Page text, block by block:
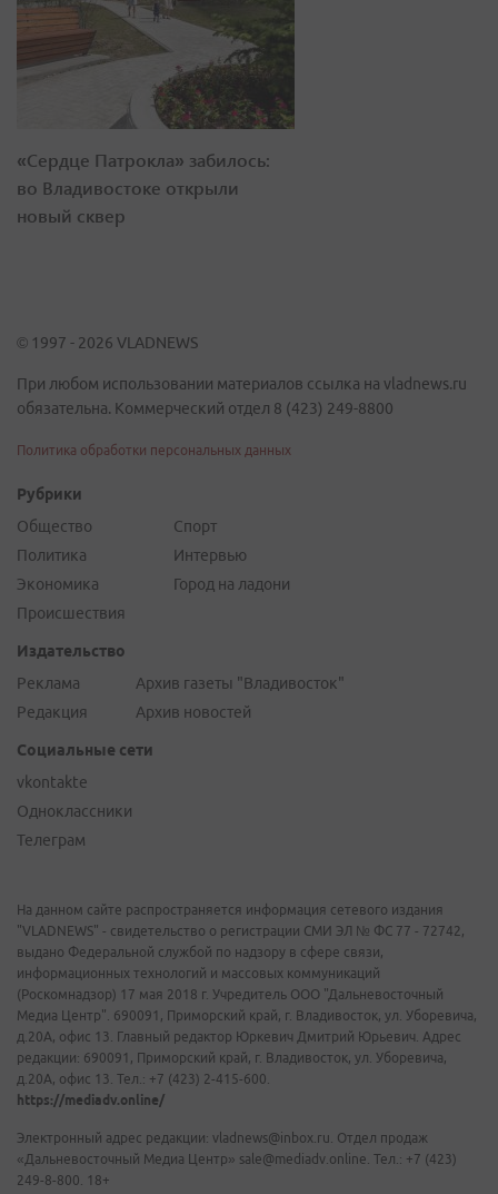
«Сердце Патрокла» забилось:
во Владивостоке открыли
новый сквер
© 1997 - 2026 VLADNEWS
При любом использовании материалов ссылка на vladnews.ru
обязательна. Коммерческий отдел 8 (423) 249-8800
Политика обработки персональных данных
Рубрики
Общество
Политика
Экономика
Происшествия
Спорт
Интервью
Город на ладони
Издательство
Реклама
Редакция
Архив газеты "Владивосток"
Архив новостей
Социальные сети
vkontakte
Одноклассники
Телеграм
На данном сайте распространяется информация сетевого издания
"VLADNEWS" - свидетельство о регистрации СМИ ЭЛ № ФС 77 - 72742,
выдано Федеральной службой по надзору в сфере связи,
информационных технологий и массовых коммуникаций
(Роскомнадзор) 17 мая 2018 г. Учредитель ООО "Дальневосточный
Медиа Центр". 690091, Приморский край, г. Владивосток, ул. Уборевича,
д.20А, офис 13. Главный редактор Юркевич Дмитрий Юрьевич. Адрес
редакции: 690091, Приморский край, г. Владивосток, ул. Уборевича,
д.20А, офис 13. Тел.: +7 (423) 2-415-600.
https://mediadv.online/
Электронный адрес редакции: vladnews@inbox.ru. Отдел продаж
«Дальневосточный Медиа Центр» sale@mediadv.online. Тел.: +7 (423)
249-8-800. 18+